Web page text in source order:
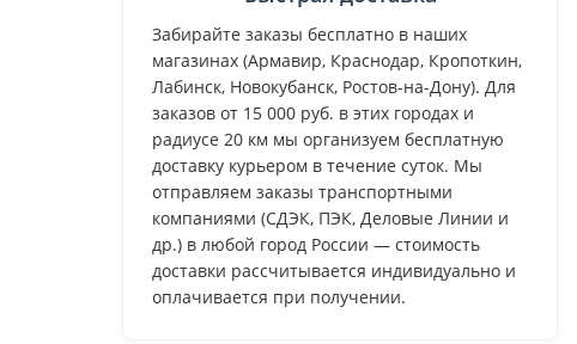
Забирайте заказы бесплатно в наших
магазинах (Армавир, Краснодар, Кропоткин,
Лабинск, Новокубанск, Ростов-на-Дону). Для
заказов от 15 000 руб. в этих городах и
радиусе 20 км мы организуем бесплатную
доставку курьером в течение суток. Мы
отправляем заказы транспортными
компаниями (СДЭК, ПЭК, Деловые Линии и
др.) в любой город России — стоимость
доставки рассчитывается индивидуально и
оплачивается при получении.